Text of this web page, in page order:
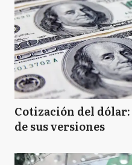
Cotización del
de sus versiones